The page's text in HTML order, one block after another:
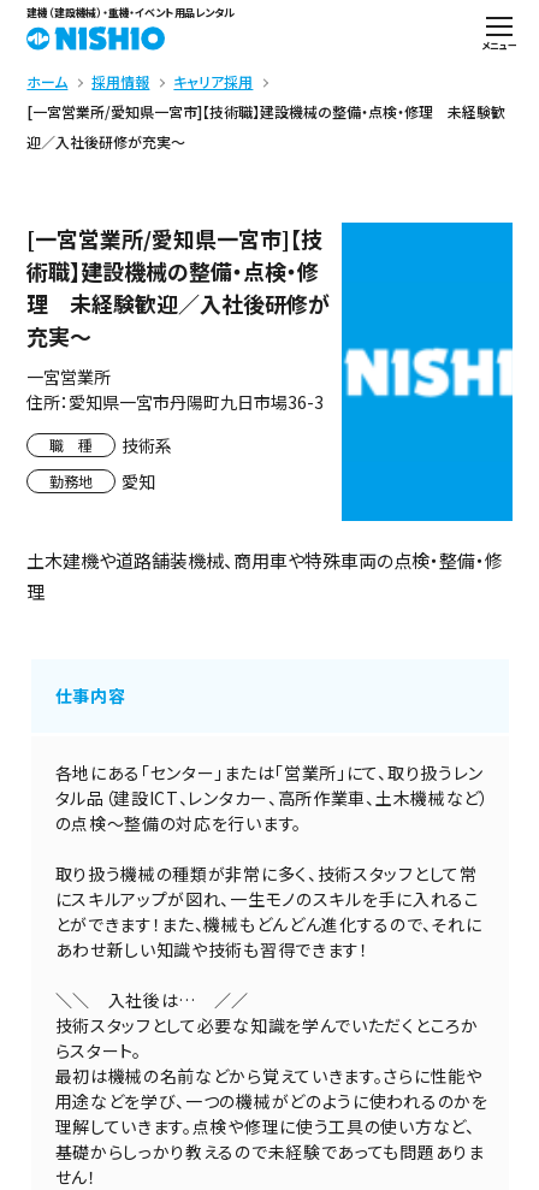
建機（建設機械）・重機・イベント用品レンタル
メニュー
ホーム 採用情報
キャリア採用
[一宮営業所/愛知県一宮市]【技術職】建設機械の整備・点検・修理 未経験歓
迎／入社後研修が充実～
[一宮営業所/愛知県一宮市]【技
術職】建設機械の整備・点検・修
理 未経験歓迎／入社後研修が
充実～
一宮営業所
住所：愛知県一宮市丹陽町九日市場36-3
職 種 技術系
勤務地 愛知
土木建機や道路舗装機械、商用車や特殊車両の点検・整備・修
理
仕事内容
各地にある「センター」または「営業所」にて、取り扱うレン
タル品（建設ICT、レンタカー、高所作業車、土木機械など）
の点検～整備の対応を行います。
取り扱う機械の種類が非常に多く、技術スタッフとして常
にスキルアップが図れ、一生モノのスキルを手に入れるこ
とができます！また、機械もどんどん進化するので、それに
あわせ新しい知識や技術も習得できます！
＼＼ 入社後は… ／／
技術スタッフとして必要な知識を学んでいただくところか
らスタート。
最初は機械の名前などから覚えていきます。さらに性能や
用途などを学び、一つの機械がどのように使われるのかを
理解していきます。点検や修理に使う工具の使い方など、
基礎からしっかり教えるので未経験であっても問題ありま
せん！